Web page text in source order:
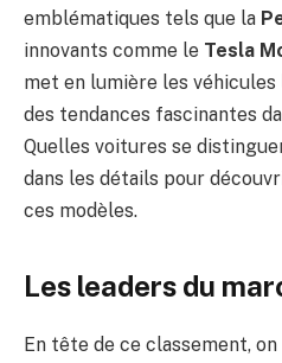
emblématiques tels que la
innovants comme le Tesla
met en lumière les
des tendances fascinantes
Quelles voitures se
dans les détails pour
ces modèles.
Les leaders du
En tête de ce classement,